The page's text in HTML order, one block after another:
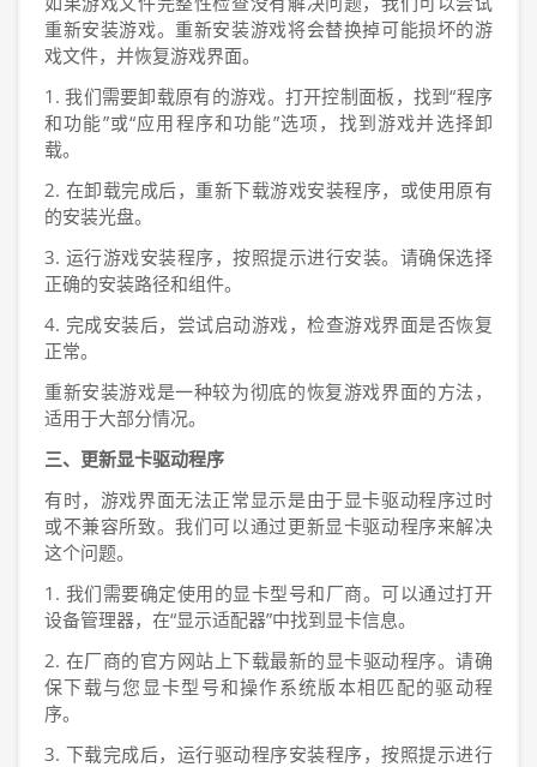
重新安装游戏。重新安装游戏将会替换掉可能损坏的游
戏文件，并恢复游戏界面。
1. 我们需要卸载原有的游戏。打开控制面板，找到“程序
和功能”或“应用程序和功能”选项，找到游戏并选择卸
载。
2. 在卸载完成后，重新下载游戏安装程序，或使用原有
的安装光盘。
3. 运行游戏安装程序，按照提示进行安装。请确保选择
正确的安装路径和组件。
4. 完成安装后，尝试启动游戏，检查游戏界面是否恢复
正常。
重新安装游戏是一种较为彻底的恢复游戏界面的方法，
适用于大部分情况。
三、更新显卡驱动程序
有时，游戏界面无法正常显示是由于显卡驱动程序过时
或不兼容所致。我们可以通过更新显卡驱动程序来解决
这个问题。
1. 我们需要确定使用的显卡型号和厂商。可以通过打开
设备管理器，在“显示适配器”中找到显卡信息。
2. 在厂商的官方网站上下载最新的显卡驱动程序。请确
保下载与您显卡型号和操作系统版本相匹配的驱动程
序。
3. 下载完成后，运行驱动程序安装程序，按照提示进行